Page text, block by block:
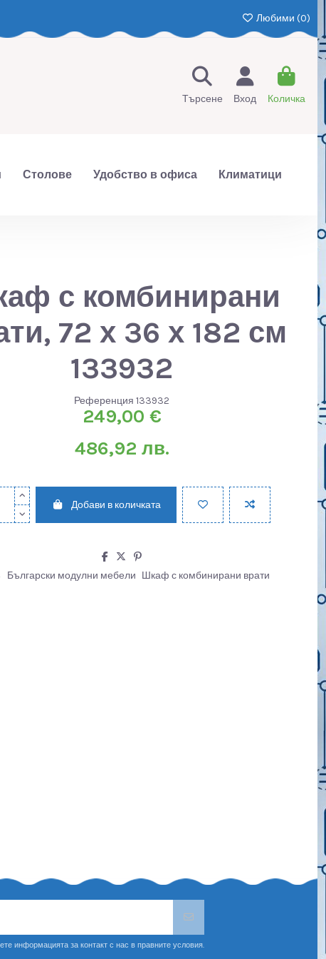
Любими (0)
Търсене Вход Количка
Столове Удобство в офиса Климатици
с комбинирани
72 х 36 х 182 см
133932
Референция 133932
249,00 €
486,92 лв.
Добави в количката
Български модулни мебели Шкаф с комбинирани врати
информацията за контакт с нас в правните условия.